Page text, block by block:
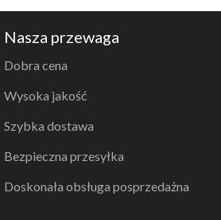
Nasza przewaga
Dobra cena
Wysoka jakość
Szybka dostawa
Bezpieczna przesyłka
Doskonała obsługa posprzedażna